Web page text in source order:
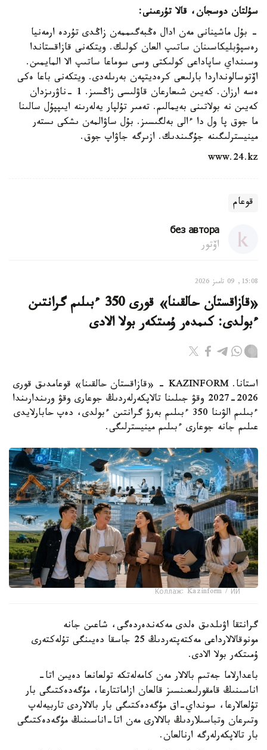
سۇلتان دوسجان، قالا تۇرعىنى:
- بۇل ماشينانى مەن ادال ەڭبەگىممەن زاڭدى تۇردە ارمەنيا
رەسپۋبليكاسىنان ساتىپ العان كولىك. ويتكەنى قازاقستاندا
وسىنداي ساپاداعى كولىكتى وسى سوماعا ساتىپ الا المايمىن.
اۆتوسالونداردا بارلىعى كرەديتپەن بەرىلەدى. ويتكەنى باعا ەكى
ەسە ارزان. كەيىن شىعارعان قاۋلىسى زاڭسىز. 1 -ناۋرىزدان
كەيىن نە بولاتىنى بەيمالىم. تەمىر تۇلپار يەلەرىنە ايىپپۇل سالىنا
ما جوق پا ول دا ءالى بەلگىسىز. بۇل ساۋالمەن ىشكى ىستەر
مينيسترلىگىنە جۇگىندىك. ازىرگە جاۋاپ جوق.
www.24.kz
قوعام
без автора
اۆتور
15:08, 09 تامىز 2026
«قازاقستان حالقىنا» قورى 350 ءبىلىم گرانتىن
ءبولدى: كىمدەر ۇمىتكەر بولا الادى
استانا. KAZINFORM - «قازاقستان حالقىنا» قوعامدىق قورى
2026-2027 وقۋ جىلىنا تالاپكەرلەردىڭ جوعارى وقۋ ورىندارىندا
ءبىلىم الۋىنا 350 ءبىلىم بەرۋ گرانتىن ءبولدى، دەپ حابارلايدى
عىلىم جانە جوعارى ءبىلىم مينيسترلىگى.
Коллаж: Kazinform / ИИ
گرانتقا اۋىلدىق ەلدى مەكەندەردەگى، شاعىن جانە
مونوقالالارداعى مەكتەپتەردىڭ 25 جاسقا دەيىنگى تۇلەكتەرى
ۇمىتكەر بولا الادى.
باعدارلاما جەتىم بالالار مەن كامەلەتكە تولعانعا دەيىن اتا-
اناسىنىڭ قامقورلىعىنسىز قالعان ازاماتتارعا، مۇگەدەكتىگى بار
تۇلعالارعا، سونداي-اق مۇگەدەكتىگى بار بالالاردى تاربيەلەپ
وتىرعان وتباسىلاردىڭ بالالارى مەن اتا-اناسىنىڭ مۇگەدەكتىگى
بار تالاپكەرلەرگە ارنالعان.